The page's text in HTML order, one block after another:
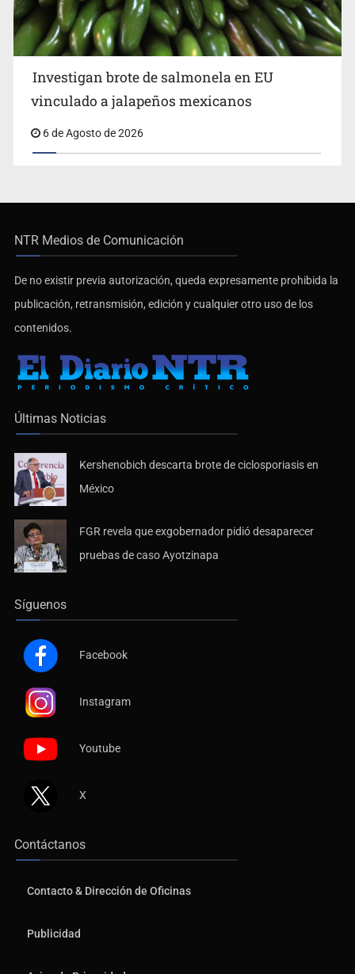
Investigan brote de salmonela en EU
vinculado a jalapeños mexicanos
6 de Agosto de 2026
NTR Medios de Comunicación
De no existir previa autorización, queda expresamente prohibida la
publicación, retransmisión, edición y cualquier otro uso de los
contenidos.
Últimas Noticias
Kershenobich descarta brote de ciclosporiasis en
México
FGR revela que exgobernador pidió desaparecer
pruebas de caso Ayotzinapa
Síguenos
Facebook
Instagram
Youtube
X
Contáctanos
Contacto & Dirección de Oficinas
Publicidad